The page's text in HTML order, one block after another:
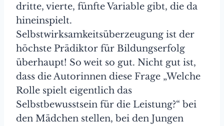
dritte, vierte, fünfte Variable gibt, die da
hineinspielt.
Selbstwirksamkeitsüberzeugung ist der
höchste Prädiktor für Bildungserfolg
überhaupt! So weit so gut. Nicht gut ist,
dass die Autorinnen diese Frage „Welche
Rolle spielt eigentlich das
Selbstbewusstsein für die Leistung?“ bei
den Mädchen stellen, bei den Jungen